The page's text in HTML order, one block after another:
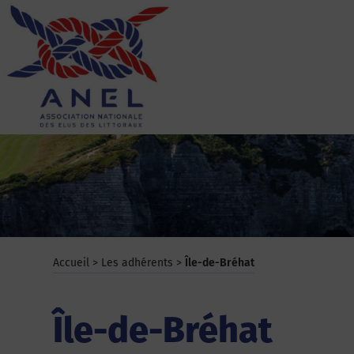
Aller
contenu
ANEL
Accueil > Les adhérents > Île-de-Bréhat
Île-de-Bréhat